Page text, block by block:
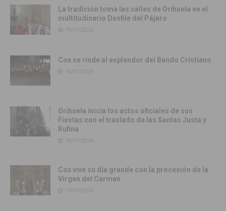
La tradición toma las calles de Orihuela en el
multitudinario Desfile del Pájaro
19/07/2026
Cox se rinde al esplendor del Bando Cristiano
18/07/2026
Orihuela inicia los actos oficiales de sus
Fiestas con el traslado de las Santas Justa y
Rufina
18/07/2026
Cox vive su día grande con la procesión de la
Virgen del Carmen
17/07/2026